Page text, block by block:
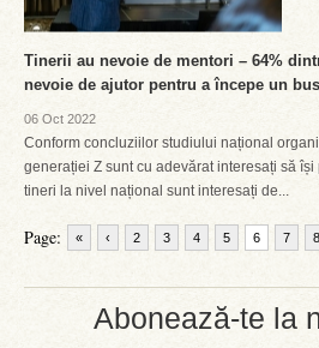
Abonează-te la
Tinerii au nevoie de mentori – 64%
nevoie de ajutor pentru a începe un
06 Oct 2022
Conform concluziilor studiului național
generației Z sunt cu adevărat interesați să
tineri la nivel național sunt interesați de...
Page: « ‹ 2 3 4 5 6 7 8